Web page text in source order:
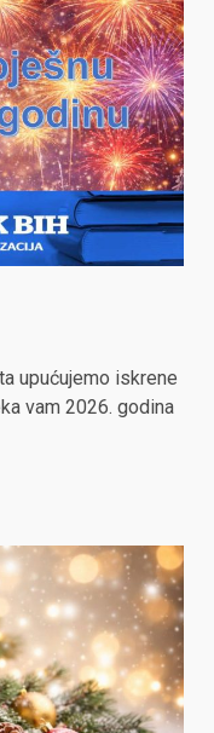
upućujemo iskrene
vam 2026. godina